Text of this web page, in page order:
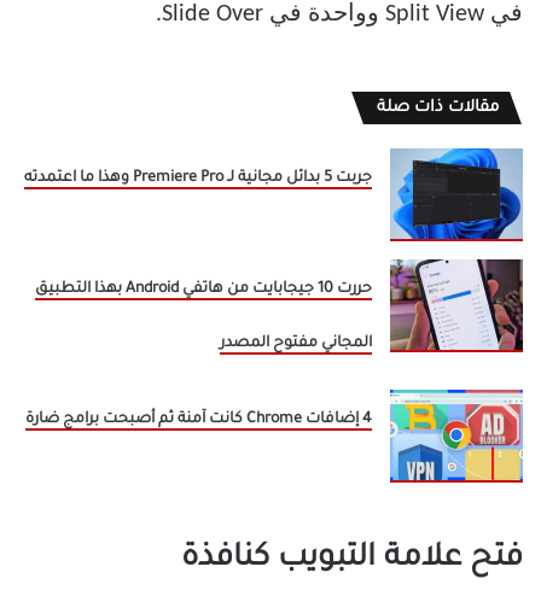
في Split View وواحدة في Slide Over.
مقالات ذات صلة
جربت 5 بدائل مجانية لـ Premiere Pro وهذا ما اعتمدته
حررت 10 جيجابايت من هاتفي Android بهذا التطبيق
المجاني مفتوح المصدر
4 إضافات Chrome كانت آمنة ثم أصبحت برامج ضارة
فتح علامة التبويب كنافذة